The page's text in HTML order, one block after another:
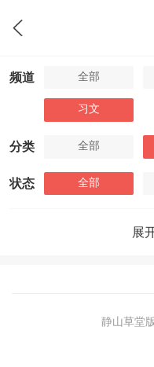
频道 全部
习文
分类 全部
状态 全部
展
静山草堂